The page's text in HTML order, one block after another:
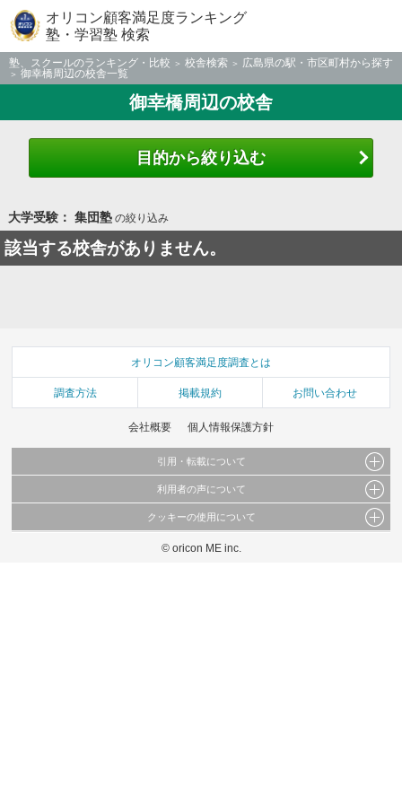
オリコン顧客満足度ランキング
塾・学習塾 検索
塾、スクールのランキング・比較 校舎検索
広島県の駅・市区町村から探す
御幸橋周辺の校舎一覧
御幸橋周辺の校舎
目的から絞り込む
大学受験： 集団塾の絞り込み
該当する校舎がありません。
オリコン顧客満足度調査とは
調査方法 掲載規約 お問い合わせ
会社概要 個人情報保護方針
引用・転載について
当サイトで公開されている情報（文字、写真、イラスト、画像データ等）及びこれらの配
これらの情報を権利者の許可なく無断転載・複製などの二次利用を行うことは固く禁じて
利用者の声について
当サイトに掲載している内容はすべてサービスの利用者が提出された見解・感想です。
弊社の見解・ 意見ではないことをご理解いただいた上でご覧ください。
クッキーの使用について
このサイトでは Cookie を使用して、ユーザーに合わせたコンテンツや広告の表示、ソー
© oricon ME inc.